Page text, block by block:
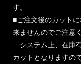
す。
■ご注文後のカット
来ませんのでご注意
システム上、在庫
カットとなりますの